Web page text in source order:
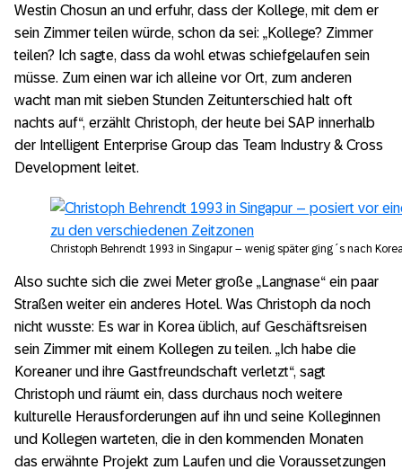
Westin Chosun an und erfuhr, dass der Kollege, mit dem er
sein Zimmer teilen würde, schon da sei: „Kollege? Zimmer
teilen? Ich sagte, dass da wohl etwas schiefgelaufen sein
müsse. Zum einen war ich alleine vor Ort, zum anderen
wacht man mit sieben Stunden Zeitunterschied halt oft
nachts auf“, erzählt Christoph, der heute bei SAP innerhalb
der Intelligent Enterprise Group das Team Industry & Cross
Development leitet.
Christoph Behrendt 1993 in Singapur – wenig später ging´s nach
Also suchte sich die zwei Meter große „Langnase“ ein paar
Straßen weiter ein anderes Hotel. Was Christoph da noch
nicht wusste: Es war in Korea üblich, auf Geschäftsreisen
sein Zimmer mit einem Kollegen zu teilen. „Ich habe die
Koreaner und ihre Gastfreundschaft verletzt“, sagt
Christoph und räumt ein, dass durchaus noch weitere
kulturelle Herausforderungen auf ihn und seine Kolleginnen
und Kollegen warteten, die in den kommenden Monaten
das erwähnte Projekt zum Laufen und die Voraussetzungen